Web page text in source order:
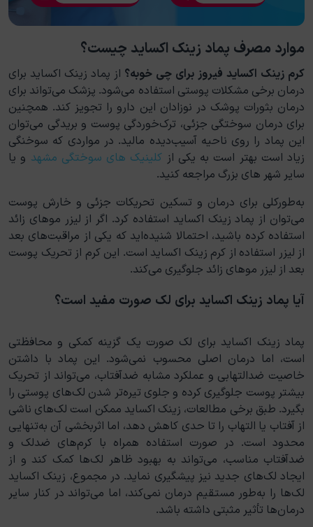
موارد مصرف پماد زینک اکساید چیست؟
کرم زینک اکساید فیروز برای چی خوبه؟ از پماد زینک اکساید برای
درمان برخی مشکلات پوستی استفاده می‌شود. پزشک می‌تواند برای
درمان بثورات پوشک در نوزادان این دارو را تجویز کند. همچنین
برای درمان سوختگی جزئی، ترک‌خوردگی پوست و بریدگی می‌توان
این پماد را روی ناحیه آسیب‌دیده مالید. در مواردی که سوخنگی
زیاد است بهتر است به یکی از کلینیک های سوختگی مشهد و یا
سایر شهر های بزرگ مراجعه کنید.
به‌طورکلی برای درمان و تسکین تحریکات جزئی و خارش پوست
می‌توان از پماد زینک اکساید استفاده کرد. اگر از لیزر موهای زائد
استفاده کرده باشید، احتمالا شنیده‌اید که یکی از مراقبت‌های بعد
از لیزر استفاده از کرم زینک اکساید است. این کرم از تحریک پوست
بعد از لیزر موهای زائد جلوگیری می‌کند.
آیا پماد زینک اکساید برای لک صورت مفید است؟
پماد زینک اکساید برای لک صورت یک گزینه کمکی و محافظتی
است، اما درمان اصلی محسوب نمی‌شود. این پماد با داشتن
خاصیت ضدالتهابی و عملکرد مشابه ضدآفتاب، می‌تواند از تحریک
بیشتر پوست جلوگیری کرده و جلوی تیره‌تر شدن لک‌های پوستی را
بگیرد. طبق برخی مطالعات، زینک اکساید ممکن است لک‌های ناشی
از آفتاب یا التهاب را تا حدی کاهش دهد، اما اثربخشی آن به‌تنهایی
محدود است. در صورت استفاده همراه با کرم‌های ضدلک و
ضدآفتاب مناسب، می‌تواند به بهبود ظاهر لک‌ها کمک کند و از
ایجاد لک‌های جدید نیز پیشگیری نماید. در مجموع، زینک اکساید
لک‌ها را به‌طور مستقیم درمان نمی‌کند، اما می‌تواند در کنار سایر
درمان‌ها تأثیر مثبتی داشته باشد.